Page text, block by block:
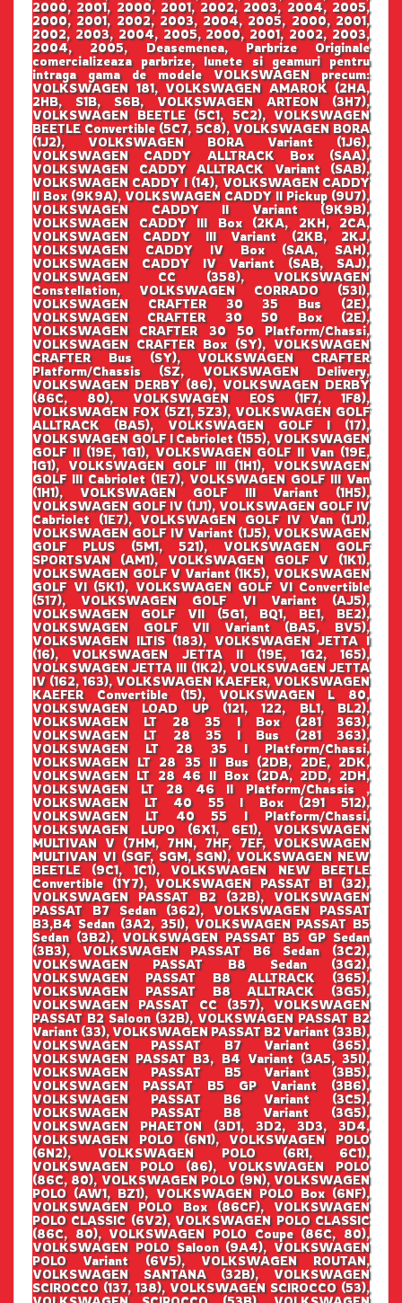
2000, 2001, 2000, 2001, 2002, 2003, 2004, 2005,
2000, 2001, 2002, 2003, 2004, 2005, 2000, 2001,
2002, 2003, 2004, 2005, 2000, 2001, 2002, 2003,
2004, 2005, Deasemenea, Parbrize Originale
comercializeaza parbrize, lunete si geamuri pentru
intraga gama de modele VOLKSWAGEN precum:
VOLKSWAGEN 181, VOLKSWAGEN AMAROK (2HA,
2HB, S1B, S6B, VOLKSWAGEN ARTEON (3H7),
VOLKSWAGEN BEETLE (5C1, 5C2), VOLKSWAGEN
BEETLE Convertible (5C7, 5C8), VOLKSWAGEN BORA
(1J2), VOLKSWAGEN BORA Variant (1J6),
VOLKSWAGEN CADDY ALLTRACK Box (SAA),
VOLKSWAGEN CADDY ALLTRACK Variant (SAB),
VOLKSWAGEN CADDY I (14), VOLKSWAGEN CADDY
II Box (9K9A), VOLKSWAGEN CADDY II Pickup (9U7),
VOLKSWAGEN CADDY II Variant (9K9B),
VOLKSWAGEN CADDY III Box (2KA, 2KH, 2CA,
VOLKSWAGEN CADDY III Variant (2KB, 2KJ,
VOLKSWAGEN CADDY IV Box (SAA, SAH),
VOLKSWAGEN CADDY IV Variant (SAB, SAJ),
VOLKSWAGEN CC (358), VOLKSWAGEN
Constellation, VOLKSWAGEN CORRADO (53I),
VOLKSWAGEN CRAFTER 30 35 Bus (2E),
VOLKSWAGEN CRAFTER 30 50 Box (2E),
VOLKSWAGEN CRAFTER 30 50 Platform/Chassi,
VOLKSWAGEN CRAFTER Box (SY), VOLKSWAGEN
CRAFTER Bus (SY), VOLKSWAGEN CRAFTER
Platform/Chassis (SZ, VOLKSWAGEN Delivery,
VOLKSWAGEN DERBY (86), VOLKSWAGEN DERBY
(86C, 80), VOLKSWAGEN EOS (1F7, 1F8),
VOLKSWAGEN FOX (5Z1, 5Z3), VOLKSWAGEN GOLF
ALLTRACK (BA5), VOLKSWAGEN GOLF I (17),
VOLKSWAGEN GOLF I Cabriolet (155), VOLKSWAGEN
GOLF II (19E, 1G1), VOLKSWAGEN GOLF II Van (19E,
1G1), VOLKSWAGEN GOLF III (1H1), VOLKSWAGEN
GOLF III Cabriolet (1E7), VOLKSWAGEN GOLF III Van
(1H1), VOLKSWAGEN GOLF III Variant (1H5),
VOLKSWAGEN GOLF IV (1J1), VOLKSWAGEN GOLF IV
Cabriolet (1E7), VOLKSWAGEN GOLF IV Van (1J1),
VOLKSWAGEN GOLF IV Variant (1J5), VOLKSWAGEN
GOLF PLUS (5M1, 521), VOLKSWAGEN GOLF
SPORTSVAN (AM1), VOLKSWAGEN GOLF V (1K1),
VOLKSWAGEN GOLF V Variant (1K5), VOLKSWAGEN
GOLF VI (5K1), VOLKSWAGEN GOLF VI Convertible
(517), VOLKSWAGEN GOLF VI Variant (AJ5),
VOLKSWAGEN GOLF VII (5G1, BQ1, BE1, BE2),
VOLKSWAGEN GOLF VII Variant (BA5, BV5),
VOLKSWAGEN ILTIS (183), VOLKSWAGEN JETTA I
(16), VOLKSWAGEN JETTA II (19E, 1G2, 165),
VOLKSWAGEN JETTA III (1K2), VOLKSWAGEN JETTA
IV (162, 163), VOLKSWAGEN KAEFER, VOLKSWAGEN
KAEFER Convertible (15), VOLKSWAGEN L 80,
VOLKSWAGEN LOAD UP (121, 122, BL1, BL2),
VOLKSWAGEN LT 28 35 I Box (281 363),
VOLKSWAGEN LT 28 35 I Bus (281 363),
VOLKSWAGEN LT 28 35 I Platform/Chassi,
VOLKSWAGEN LT 28 35 II Bus (2DB, 2DE, 2DK,
VOLKSWAGEN LT 28 46 II Box (2DA, 2DD, 2DH,
VOLKSWAGEN LT 28 46 II Platform/Chassis ,
VOLKSWAGEN LT 40 55 I Box (291 512),
VOLKSWAGEN LT 40 55 I Platform/Chassi,
VOLKSWAGEN LUPO (6X1, 6E1), VOLKSWAGEN
MULTIVAN V (7HM, 7HN, 7HF, 7EF, VOLKSWAGEN
MULTIVAN VI (SGF, SGM, SGN), VOLKSWAGEN NEW
BEETLE (9C1, 1C1), VOLKSWAGEN NEW BEETLE
Convertible (1Y7), VOLKSWAGEN PASSAT B1 (32),
VOLKSWAGEN PASSAT B2 (32B), VOLKSWAGEN
PASSAT B7 Sedan (362), VOLKSWAGEN PASSAT
B3,B4 Sedan (3A2, 35I), VOLKSWAGEN PASSAT B5
Sedan (3B2), VOLKSWAGEN PASSAT B5 GP Sedan
(3B3), VOLKSWAGEN PASSAT B6 Sedan (3C2),
VOLKSWAGEN PASSAT B8 Sedan (3G2),
VOLKSWAGEN PASSAT B8 ALLTRACK (365),
VOLKSWAGEN PASSAT B8 ALLTRACK (3G5),
VOLKSWAGEN PASSAT CC (357), VOLKSWAGEN
PASSAT B2 Saloon (32B), VOLKSWAGEN PASSAT B2
Variant (33), VOLKSWAGEN PASSAT B2 Variant (33B),
VOLKSWAGEN PASSAT B7 Variant (365),
VOLKSWAGEN PASSAT B3, B4 Variant (3A5, 35I),
VOLKSWAGEN PASSAT B5 Variant (3B5),
VOLKSWAGEN PASSAT B5 GP Variant (3B6),
VOLKSWAGEN PASSAT B6 Variant (3C5),
VOLKSWAGEN PASSAT B8 Variant (3G5),
VOLKSWAGEN PHAETON (3D1, 3D2, 3D3, 3D4,
VOLKSWAGEN POLO (6N1), VOLKSWAGEN POLO
(6N2), VOLKSWAGEN POLO (6R1, 6C1),
VOLKSWAGEN POLO (86), VOLKSWAGEN POLO
(86C, 80), VOLKSWAGEN POLO (9N), VOLKSWAGEN
POLO (AW1, BZ1), VOLKSWAGEN POLO Box (6NF),
VOLKSWAGEN POLO Box (86CF), VOLKSWAGEN
POLO CLASSIC (6V2), VOLKSWAGEN POLO CLASSIC
(86C, 80), VOLKSWAGEN POLO Coupe (86C, 80),
VOLKSWAGEN POLO Saloon (9A4), VOLKSWAGEN
POLO Variant (6V5), VOLKSWAGEN ROUTAN,
VOLKSWAGEN SANTANA (32B), VOLKSWAGEN
SCIROCCO (137, 138), VOLKSWAGEN SCIROCCO (53),